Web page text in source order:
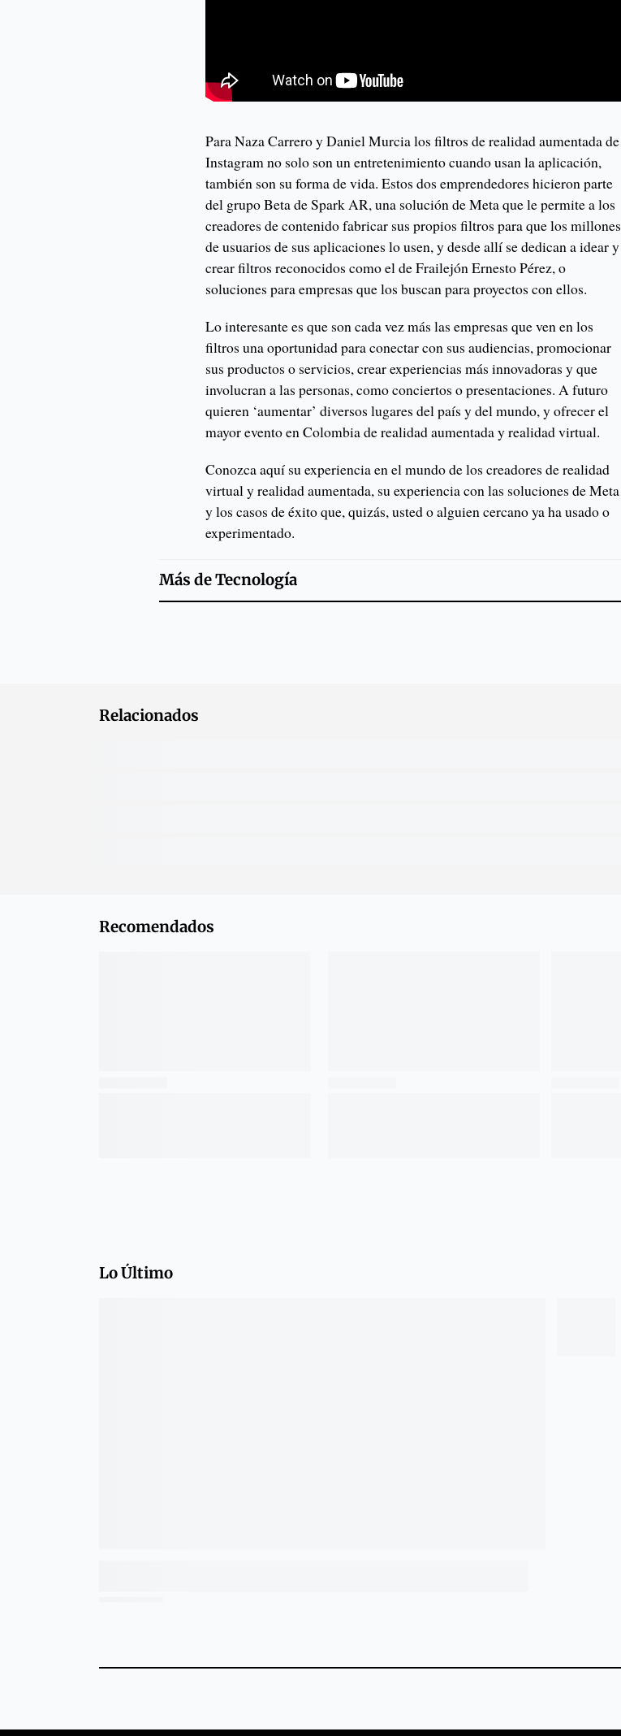
Para Naza Carrero y Daniel Murcia los filtros de realidad aumentada de
Instagram no solo son un entretenimiento cuando usan la aplicación,
también son su forma de vida. Estos dos emprendedores hicieron parte
del grupo Beta de Spark AR, una solución de Meta que le permite a los
creadores de contenido fabricar sus propios filtros para que los millones
de usuarios de sus aplicaciones lo usen, y desde allí se dedican a idear y
crear filtros reconocidos como el de Frailejón Ernesto Pérez, o
soluciones para empresas que los buscan para proyectos con ellos.
Lo interesante es que son cada vez más las empresas que ven en los
filtros una oportunidad para conectar con sus audiencias, promocionar
sus productos o servicios, crear experiencias más innovadoras y que
involucran a las personas, como conciertos o presentaciones. A futuro
quieren ‘aumentar’ diversos lugares del país y del mundo, y ofrecer el
mayor evento en Colombia de realidad aumentada y realidad virtual.
Conozca aquí su experiencia en el mundo de los creadores de realidad
virtual y realidad aumentada, su experiencia con las soluciones de Meta
y los casos de éxito que, quizás, usted o alguien cercano ya ha usado o
experimentado.
Más deTecnología
Relacionados
Recomendados
Lo Último